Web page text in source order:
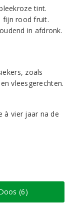
tint.
fijn rood fruit.
in afdronk.
zoals
vleesgerechten.
à vier jaar na de
(6)